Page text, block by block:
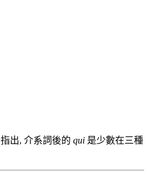
指出, 介系詞後的 qui 是少數在三種